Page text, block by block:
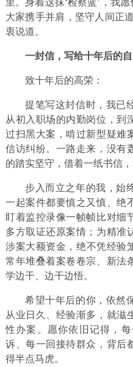
大家携手并肩，坚守人间正
衷说道。
一封信，写给十年后的
致十年后的高荣：
提笔写这封信时，我已
从初入职场的内勤岗位，到
过扫黑大案，啃过新型疑难
信访纠纷。一路走来，没有
的踏实坚守，借着一纸书信
步入而立之年的我，始
一起案件都要慎之又慎、绝
盯着监控录像一帧帧比对细
多方取证还原案情；为精准
涉案大额资金，绝不凭经
常年堆叠着案卷卷宗、新法
学边干、边干边悟。
希望十年后的你，依然
从业日久、经验渐多，就滋
性办案。愿你依旧记得，
诉、每一回接待群众，背后
得半点马虎。